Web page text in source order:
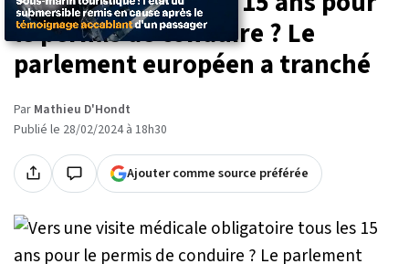
le permis de conduire ? Le
parlement européen a tranché
Par Mathieu D'Hondt
Publié le 28/02/2024 à 18h30
Ajouter comme source préférée